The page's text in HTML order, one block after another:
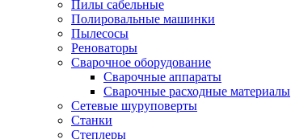
Пилы сабельные
Полировальные машинки
Пылесосы
Реноваторы
Сварочное оборудование
Сварочные аппараты
Сварочные расходные материалы
Сетевые шуруповерты
Станки
Степлеры